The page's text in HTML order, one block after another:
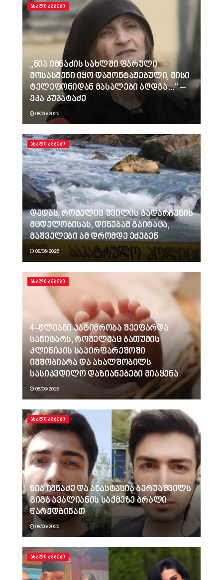
ᲐᲮᲐᲚᲘ ᲐᲛᲑᲔᲑᲘ
„ნია იმნაძის სახლში ფარული
მოსასმენი იყო დამონტაჟებული, მისი
ტელეფონიდან მასალები აღდგა…“ –
ეკა კუპატაძე
08/06/2026
ᲐᲮᲐᲚᲘ ᲐᲛᲑᲔᲑᲘ
დედას, რომელიც შვილის გადარჩენის
მცდელობისას, დინებამ გაიტაცა,
მაშველები ამ დრომდე ეძებენ
08/06/2026
ᲐᲮᲐᲚᲘ ᲐᲛᲑᲔᲑᲘ
4-წლიანი პატიმრობა შეეფარდა
სანიტარს, რომელმაც ბათუმის
კლინიკის საპირფარეშოში
იმშობიარა და ახალშობილს
სასიკვდილო დაზიანებები მიაყენა
08/06/2026
ᲐᲮᲐᲚᲘ ᲐᲛᲑᲔᲑᲘ
ნია იმნაძე და ანასტასია ბერუაშვილს
გიგა ავალიანის საქმეზე ბრალი
წარედგინათ
08/06/2026
ᲐᲮᲐᲚᲘ ᲐᲛᲑᲔᲑᲘ